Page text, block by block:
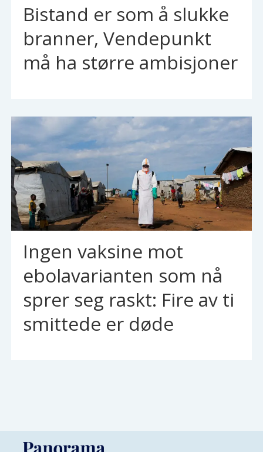
Bistand er som å slukke
branner, Vendepunkt
må ha større ambisjoner
Ingen vaksine mot
ebolavarianten som nå
sprer seg raskt: Fire av ti
smittede er døde